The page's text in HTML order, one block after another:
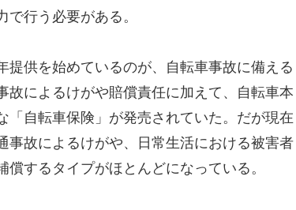
行う必要がある。
供を始めているのが、自転車事故に備える
故によるけがや賠償責任に加えて、自転車本
「自転車保険」が発売されていた。だが現在
事故によるけがや、日常生活における被害者
するタイプがほとんどになっている。